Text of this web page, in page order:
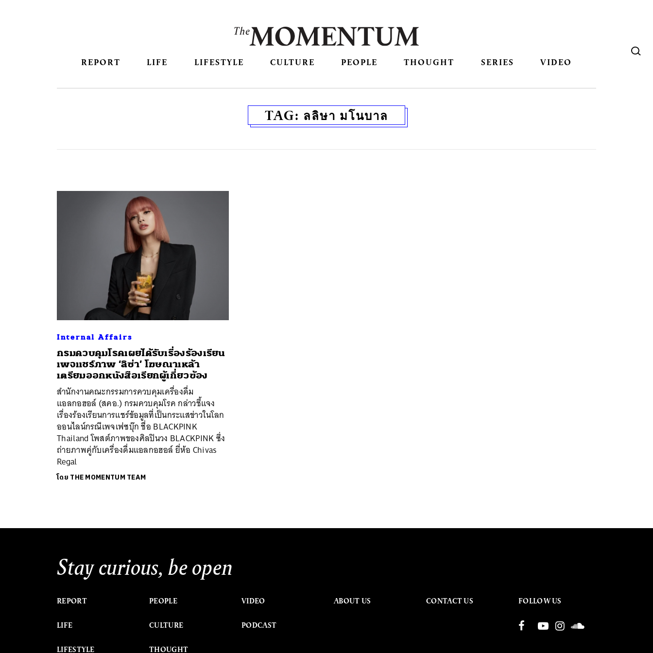
REPORT LIFE LIFESTYLE CULTURE PEOPLE THOUGHT SERIES VIDEO
TAG: ลลิษา มโนบาล
Internal Affairs
กรมควบคุมโรคเผยได้รับเรื่องร้องเรียน
เพจแชร์ภาพ ‘ลิซ่า’ โฆษณาเหล้า
เตรียมออกหนังสือเรียกผู้เกี่ยวข้อง
สำนักงานคณะกรรมการควบคุมเครื่องดื่ม
แอลกอฮอล์ (สคอ.) กรมควบคุมโรค กล่าวชี้แจง
เรื่องร้องเรียนการแชร์ข้อมูลที่เป็นกระแสข่าวในโลก
ออนไลน์กรณีเพจเฟซบุ๊ก ชื่อ BLACKPINK
Thailand โพสต์ภาพของศิลปินวง BLACKPINK ซึ่ง
ถ่ายภาพคู่กับเครื่องดื่มแอลกอฮอล์ ยี่ห้อ Chivas
Regal
โดย THE MOMENTUM TEAM
Stay curious, be open
REPORT
LIFE
LIFESTYLE
PEOPLE
CULTURE
THOUGHT
VIDEO
PODCAST
ABOUT US CONTACT US FOLLOW US